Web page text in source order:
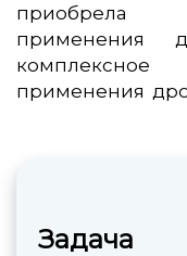
приобрела
применения
применения
Задача